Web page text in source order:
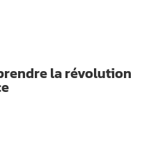
la révolution